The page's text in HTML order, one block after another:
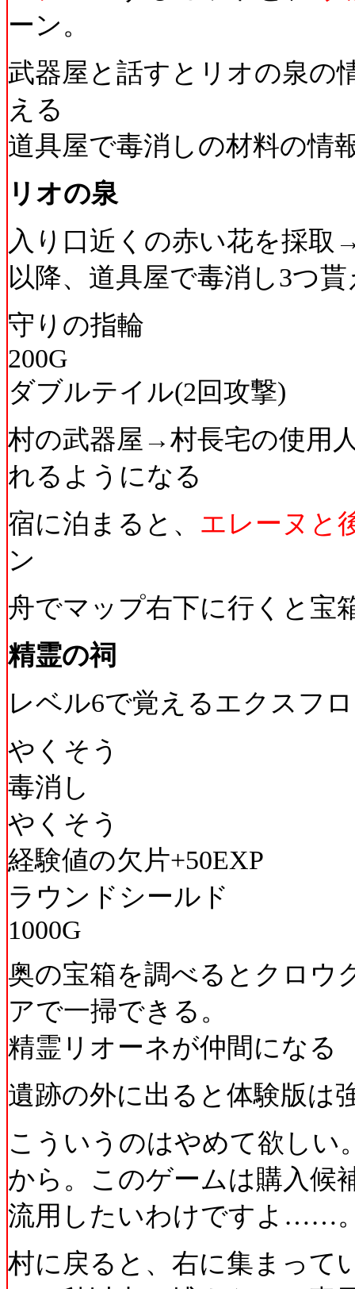
ーン。
武器屋と話すとリオの泉の
える
道具屋で毒消しの材料の情
リオの泉
入り口近くの赤い花を採
以降、道具屋で毒消し3つ
守りの指輪
200G
ダブルテイル(2回攻撃)
村の武器屋→村長宅の使用
れるようになる
宿に泊まると、 エレーヌと
ン
舟でマップ右下に行くと宝
精霊の祠
レベル6で覚えるエクスフ
やくそう
毒消し
やくそう
経験値の欠片+50EXP
ラウンドシールド
1000G
奥の宝箱を調べるとクロウ
アで一掃できる。
精霊リオーネが仲間になる
遺跡の外に出ると体験版は
こういうのはやめて欲しい
から。このゲームは購入候
流用したいわけですよ……
村に戻ると、右に集まって